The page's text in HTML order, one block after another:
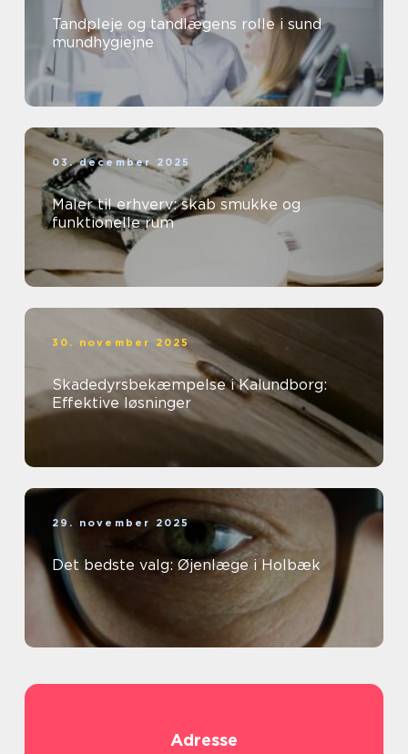
Tandpleje og tandlægens rolle i sund
mundhygiejne
03. december 2025
Maler til erhverv: skab smukke og
funktionelle rum
30. november 2025
Skadedyrsbekæmpelse i Kalundborg:
Effektive løsninger
29. november 2025
Det bedste valg: Øjenlæge i Holbæk
Adresse